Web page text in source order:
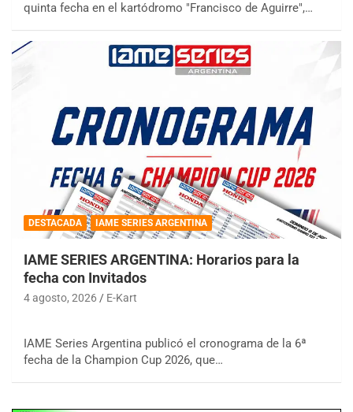
quinta fecha en el kartódromo "Francisco de Aguirre",…
DESTACADA IAME SERIES ARGENTINA
IAME SERIES ARGENTINA: Horarios para la
fecha con Invitados
4 agosto, 2026 E-Kart
IAME Series Argentina publicó el cronograma de la 6ª
fecha de la Champion Cup 2026, que…